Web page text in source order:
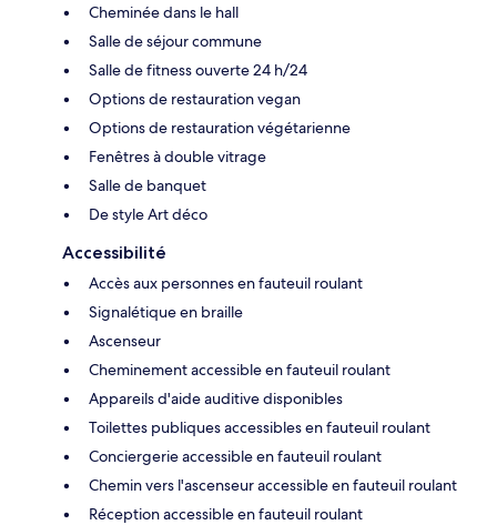
Cheminée dans le hall
Salle de séjour commune
Salle de fitness ouverte 24 h/24
Options de restauration vegan
Options de restauration végétarienne
Fenêtres à double vitrage
Salle de banquet
De style Art déco
Accessibilité
Accès aux personnes en fauteuil roulant
Signalétique en braille
Ascenseur
Cheminement accessible en fauteuil roulant
Appareils d'aide auditive disponibles
Toilettes publiques accessibles en fauteuil roulant
Conciergerie accessible en fauteuil roulant
Chemin vers l'ascenseur accessible en fauteuil roulant
Réception accessible en fauteuil roulant